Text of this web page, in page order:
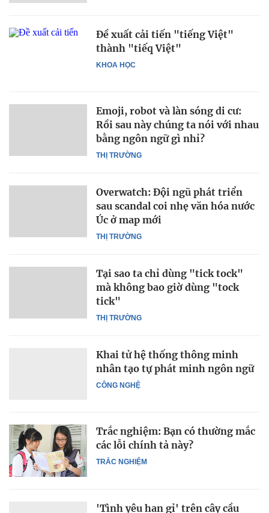
KHOA HỌC
Đề xuất cải tiến "tiếng Việt"
thành "tiếq Việt"
THỊ TRƯỜNG
Emoji, robot và làn sóng di cư:
Rồi sau này chúng ta nói với nhau
bằng ngôn ngữ gì nhỉ?
THỊ TRƯỜNG
Overwatch: Đội ngũ phát triển
sau scandal coi nhẹ văn hóa nước
Úc ở map mới
THỊ TRƯỜNG
Tại sao ta chỉ dùng "tick tock"
mà không bao giờ dùng "tock
tick"
CÔNG NGHỆ
Khai tử hệ thống thông minh
nhân tạo tự phát minh ngôn ngữ
TRẮC NGHIỆM
Trắc nghiệm: Bạn có thường mắc
các lỗi chính tả này?
'Tình yêu han gỉ' trên cây cầu